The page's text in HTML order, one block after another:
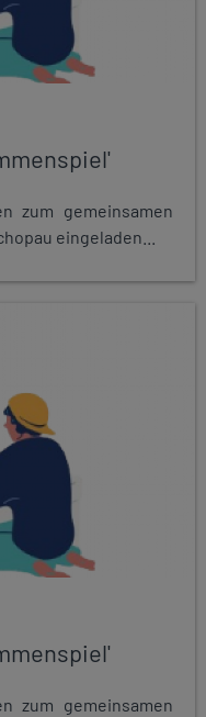
zum gemeinsamen
eingeladen...
zum gemeinsamen